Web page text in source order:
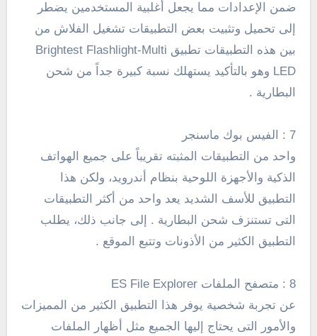
ضمن الإعدادات مما يجعل أغلبية المستخدمين يضطر
إلى تحميل وتثبيت بعض التطبيقات تشغيل الفلاش من
بين هذه التطبيقات تطبيق Brightest Flashlight-Multi
LED وهو بالتأكيد يستهلك نسبة كبيرة جداً من شحن
البطارية .
7 : الفيس بوك ماسنجر
واحد من التطبيقات المثبته تقريباً على جميع الهواتف
الذكية والأجهزة اللوحية بنظام أندرويد، ولكن هذا
التطبيق للأسف الشديد يعد واحد من أكثر التطبيقات
التى تستنزف شحن البطارية . إلى جانب ذلك، يطلب
التطبيق الكثير من الأذونات وتتبع الموقع .
8 : متصفح الملفات ES File Explorer
عن تجربة شخصية يوفر هذا التطبيق الكثير من المميزات
والأمور التى يحتاج إليها الجميع مثل أظهار الملفات